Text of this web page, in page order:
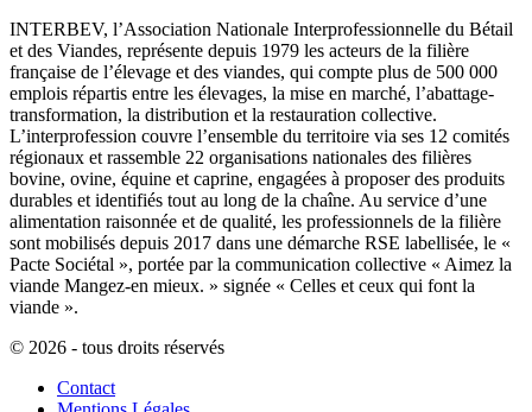
INTERBEV, l’Association Nationale Interprofessionnelle du Bétail
et des Viandes, représente depuis 1979 les acteurs de la filière
française de l’élevage et des viandes, qui compte plus de 500 000
emplois répartis entre les élevages, la mise en marché, l’abattage-
transformation, la distribution et la restauration collective.
L’interprofession couvre l’ensemble du territoire via ses 12 comités
régionaux et rassemble 22 organisations nationales des filières
bovine, ovine, équine et caprine, engagées à proposer des produits
durables et identifiés tout au long de la chaîne. Au service d’une
alimentation raisonnée et de qualité, les professionnels de la filière
sont mobilisés depuis 2017 dans une démarche RSE labellisée, le «
Pacte Sociétal », portée par la communication collective « Aimez la
viande Mangez-en mieux. » signée « Celles et ceux qui font la
viande ».
© 2026 - tous droits réservés
Contact